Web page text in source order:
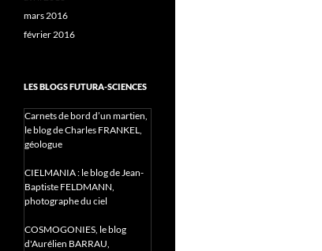
mars 2016
février 2016
LES BLOGS FUTURA-SCIENCES
Carnets de bord d’un martien,
le blog de Charles FRANKEL,
géologue
CIELMANIA : le blog de Jean-
Baptiste FELDMANN,
photographe du ciel
COSMOGONIES, le blog
d'Aurélien BARRAU,